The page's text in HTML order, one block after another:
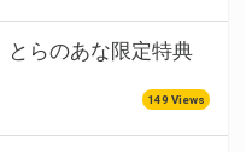
とらのあな限定特典
149 Views